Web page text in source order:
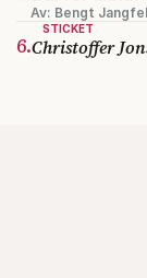
Av: Bengt
STICKET
6.Christoffer